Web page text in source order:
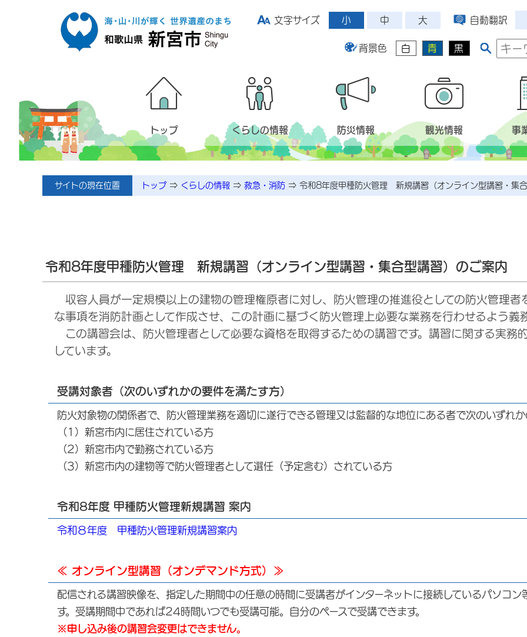
文字サイズ
小 中 大 自動翻訳
背景色 白 青 黒
トップ くらしの情報 防災情報 観光情報 事
サイトの現在位置 トップ ⇒ くらしの情報 ⇒ 救急・消防 ⇒ 令和8年度甲種防火管理 新規講習（オンライン型講習・集
令和8年度甲種防火管理 新規講習（オンライン型講習・集合型講習）のご案内
収容人員が一定規模以上の建物の管理権原者に対し、防火管理の推進役としての防火管理者
な事項を消防計画として作成させ、この計画に基づく防火管理上必要な業務を行わせるよう義
この講習会は、防火管理者として必要な資格を取得するための講習です。講習に関する実務
しています。
受講対象者（次のいずれかの要件を満たす方）
防火対象物の関係者で、防火管理業務を適切に遂行できる管理又は監督的な地位にある者で次のいずれ
（1）新宮市内に居住されている方
（2）新宮市内で勤務されている方
（3）新宮市内の建物等で防火管理者として選任（予定含む）されている方
令和8年度 甲種防火管理新規講習 案内
令和８年度 甲種防火管理新規講習案内
≪ オンライン型講習（オンデマンド方式）≫
配信される講習映像を、指定した期間中の任意の時間に受講者がインターネットに接続しているパソコ
す。受講期間中であれば24時間いつでも受講可能。自分のペースで受講できます。
※申し込み後の講習会変更はできません。